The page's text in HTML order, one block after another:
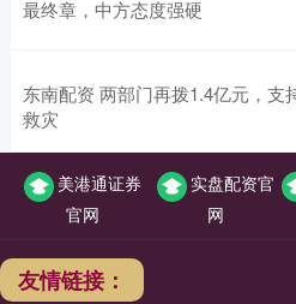
最终章，中方态度强硬
东南配资 两部门再拨1.4亿元，支
救灾
美港通证券
官网
实盘配资官
网
友情链接：